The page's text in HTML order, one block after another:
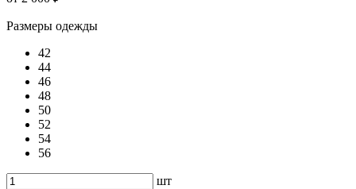
Размеры одежды
42
44
46
48
50
52
54
56
шт